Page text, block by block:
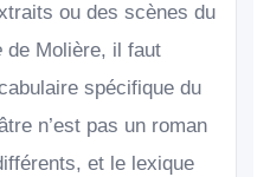
ou des scènes du
de Molière, il faut
spécifique du
n’est pas un roman
et le lexique